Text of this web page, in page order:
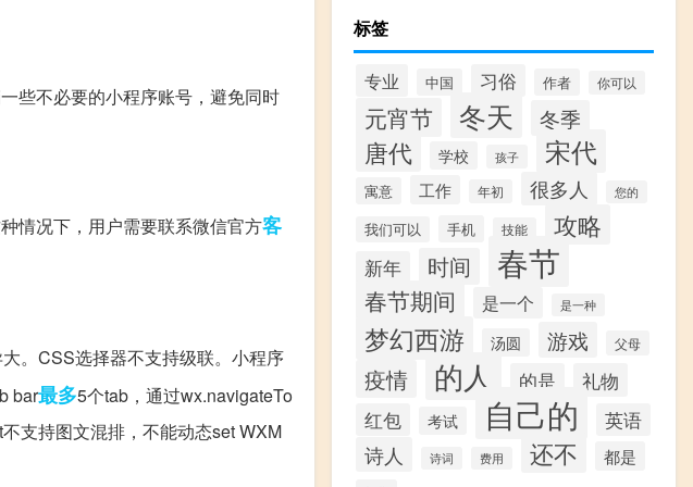
些不必要的小程序账号，避免同时
情况下，用户需要联系微信官方客
。CSS选择器不支持级联。小程序
bar最多5个tab，通过wx.navigateTo
支持图文混排，不能动态set WXM
标签
专业 中国 习俗 作者 你可以
元宵节 冬天 冬季
唐代 学校 孩子 宋代
寓意 工作 年初 很多人 您的
我们可以 手机 技能 攻略
新年 时间 春节
春节期间 是一个 是一种
梦幻西游 汤圆 游戏 父母
疫情 的人 的是 礼物
红包 考试 自己的 英语
诗人 诗词 费用 还不 都是